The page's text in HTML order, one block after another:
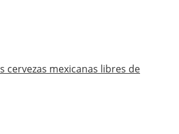
cervezas mexicanas libres de